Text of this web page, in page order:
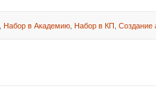
Набор в Академию Набор в КП Создание